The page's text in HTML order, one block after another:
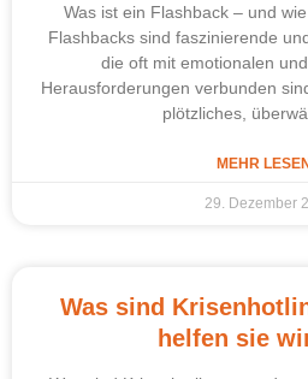
Was ist ein Flashback – und
Flashbacks sind faszinierende
die oft mit emotionalen
Herausforderungen verbunden
plötzliches,
MEHR
29. Dezember
Was sind
helfen sie